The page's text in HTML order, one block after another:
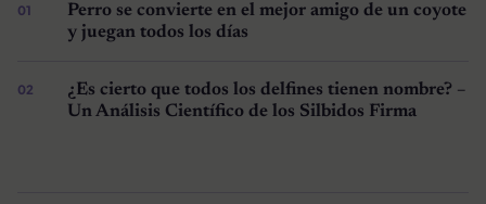
Perro se convierte en el mejor amigo de un coyote
y juegan todos los días
¿Es cierto que todos los delfines tienen nombre? –
Un Análisis Científico de los Silbidos Firma